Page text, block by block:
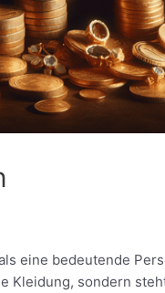
eine bedeutende
Kleidung, sondern